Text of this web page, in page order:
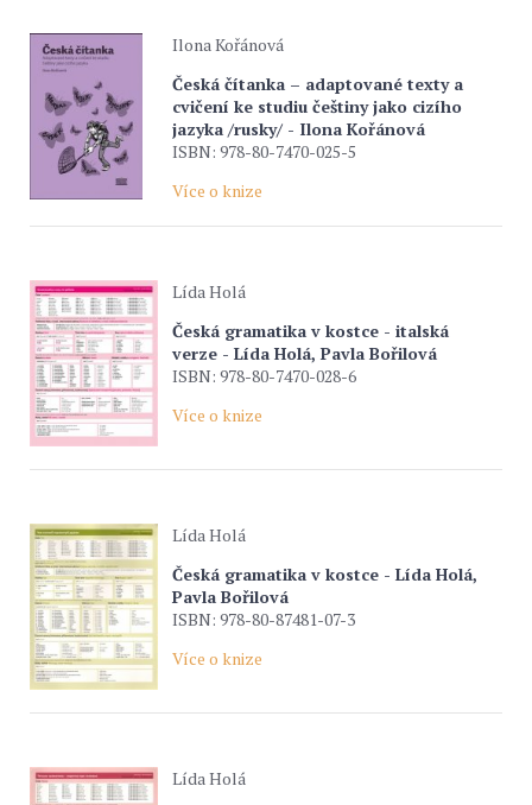
Ilona Kořánová
Česká čítanka – adaptované texty a
cvičení ke studiu češtiny jako cizího
jazyka /rusky/ - Ilona Kořánová
ISBN: 978-80-7470-025-5
Více o knize
Lída Holá
Česká gramatika v kostce - italská
verze - Lída Holá, Pavla Bořilová
ISBN: 978-80-7470-028-6
Více o knize
Lída Holá
Česká gramatika v kostce - Lída Holá,
Pavla Bořilová
ISBN: 978-80-87481-07-3
Více o knize
Lída Holá